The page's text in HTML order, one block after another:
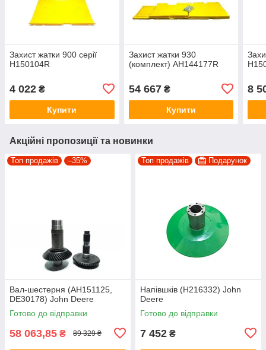
Захист жатки 900 серії
H150104R
4 022 ₴
Купити
Захист жатки 930
(комплект) AH144177R
54 667₴
Купити
8
Акційні пропозиції та новинки
Топ продажів –35%
Вал-шестерня (AH151125,
DE30178) John Deere
Готово до відправки
58 063,85 ₴ 89 329 ₴
Топ продажів Подарунок
Напівшків (H216332) John
Deere
Готово до відправки
7 452 ₴